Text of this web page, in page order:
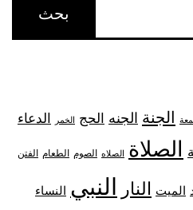
الجنة الجنه الحج الخمر الدعاء
الصلاة الصلاه الصوم الطعام الفتن
الميت النار النبي النساء